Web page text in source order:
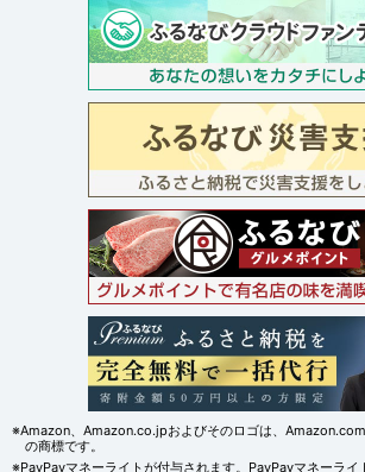
※Amazon、Amazon.co.jpおよびそのロゴは、
の商標です。
※PayPayマネーライトが付与されます。PayPayマネーライ